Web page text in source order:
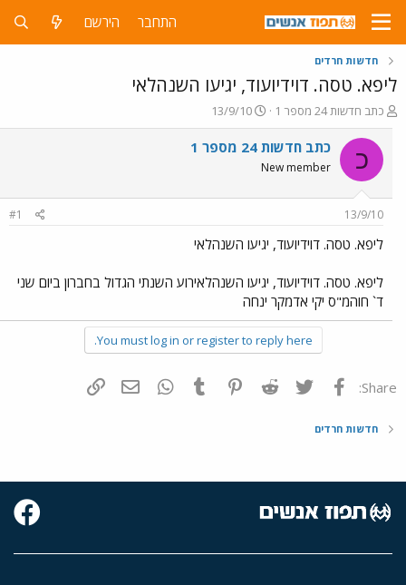
התחבר הירשם
חדשות חרדים
ליפא. טסה. דוידיועוד, יגיעו השנהלאי
פ
ו
ת
ח
ה
ו
ש
א
כתב חדשות 24 מספר 1
פ
ו
ר
ר
13/9/10
כ כתב חדשות 24 מספר 1
New member
13/9/10
#1
ליפא. טסה. דוידיועוד, יגיעו השנהלאי
ליפא. טסה. דוידיועוד, יגיעו השנהלאירוע השנתי הגדול בחברון ביום שני
ד` חוהמ"ס יקי אדמקר ינחה
You must log in or register to reply here.
Share: פייסבוק Twitter
Reddit
Pinterest
Tumblr
WhatsAppדואר אלקטרוני
חדשות חרדים